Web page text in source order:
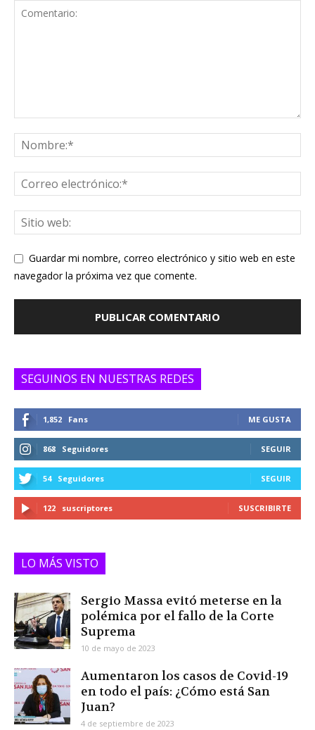
Guardar mi nombre, correo electrónico y sitio web en este
navegador la próxima vez que comente.
SEGUINOS EN NUESTRAS REDES
1,852 Fans ME GUSTA
868 Seguidores SEGUIR
54 Seguidores SEGUIR
122 suscriptores SUSCRIBIRTE
LO MÁS VISTO
Sergio Massa evitó meterse en la
polémica por el fallo de la Corte
Suprema
10 de mayo de 2023
Aumentaron los casos de Covid-19
en todo el país: ¿Cómo está San
Juan?
4 de septiembre de 2023